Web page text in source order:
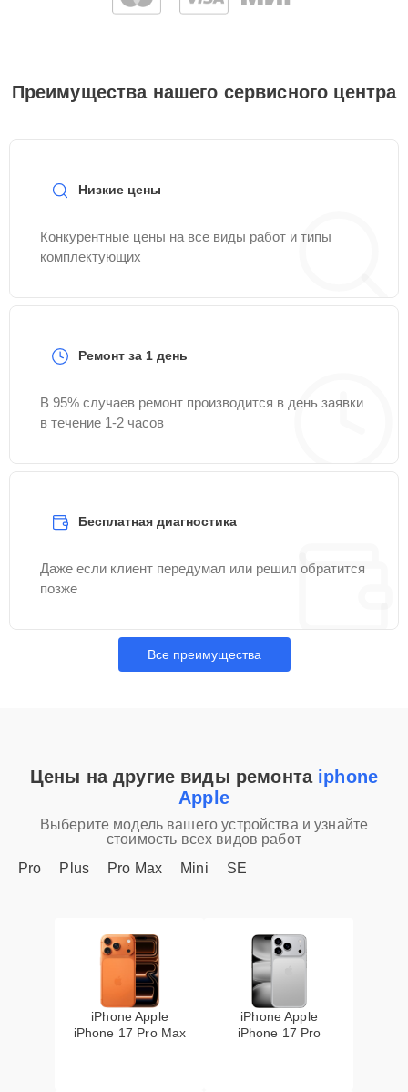
Преимущества нашего сервисного центра
Низкие цены
Конкурентные цены на все виды работ и типы
комплектующих
Ремонт за 1 день
В 95% случаев ремонт производится в день заявки
в течение 1-2 часов
Бесплатная диагностика
Даже если клиент передумал или решил обратится
позже
Все преимущества
Цены на другие виды ремонта iphone
Apple
Выберите модель вашего устройства и узнайте
стоимость всех видов работ
Pro
Plus Pro Max Mini SE
iPhone Apple
iPhone 17 Pro Max
iPhone Apple
iPhone 17 Pro